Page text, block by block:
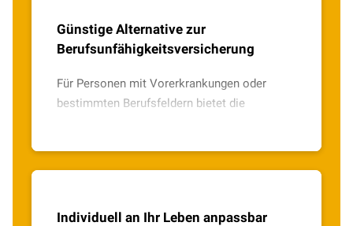
Günstige Alternative zur
Berufsunfähigkeitsversicherung
Für Personen mit Vorerkrankungen oder
bestimmten Berufsfeldern bietet die
Individuell an Ihr Leben anpassbar